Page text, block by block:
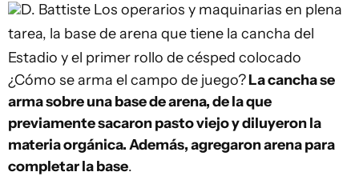
D. Battiste Los operarios y maquinarias en plena
tarea, la base de arena que tiene la cancha del
Estadio y el primer rollo de césped colocado
¿Cómo se arma el campo de juego?La cancha se
arma sobre una base de arena, de la que
previamente sacaron pasto viejo y diluyeron la
materia orgánica. Además, agregaron arena para
completar la base.